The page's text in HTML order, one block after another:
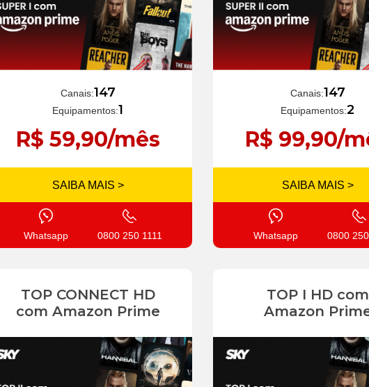
Canais:147
Equipamentos:1
R$ 59,90/mês
SAIBA MAIS >
Whatsapp 0800 250 1111
Canais:147
Equipamentos:2
R$ 99,90/
SAIBA MAIS >
Whatsapp 0800
TOP CONNECT HD
com Amazon Prime
TOP I HD com
Amazon